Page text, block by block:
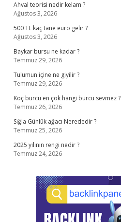
Ahval teorisi nedir kelam ?
Ağustos 3, 2026
500 TL kaç tane euro gelir ?
Ağustos 3, 2026
Baykar bursu ne kadar ?
Temmuz 29, 2026
Tulumun içine ne giyilir ?
Temmuz 29, 2026
Koç burcu en çok hangi burcu sevmez ?
Temmuz 26, 2026
Sığla Günlük ağacı Nerededir ?
Temmuz 25, 2026
2025 yılının rengi nedir ?
Temmuz 24, 2026